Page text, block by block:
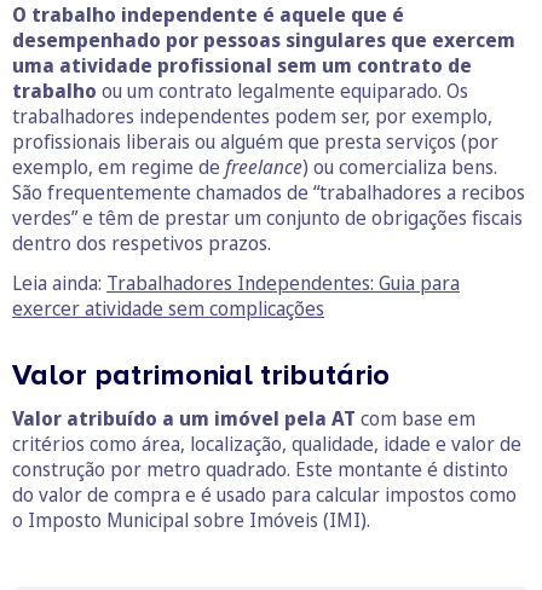
O trabalho independente é aquele que é
desempenhado por pessoas singulares que exercem
uma atividade profissional sem um contrato de
trabalho ou um contrato legalmente equiparado. Os
trabalhadores independentes podem ser, por exemplo,
profissionais liberais ou alguém que presta serviços (por
exemplo, em regime de freelance) ou comercializa bens.
São frequentemente chamados de “trabalhadores a recibos
verdes” e têm de prestar um conjunto de obrigações fiscais
dentro dos respetivos prazos.
Leia ainda: Trabalhadores Independentes: Guia para
exercer atividade sem complicações
Valor patrimonial tributário
Valor atribuído a um imóvel pela AT com base em
critérios como área, localização, qualidade, idade e valor de
construção por metro quadrado. Este montante é distinto
do valor de compra e é usado para calcular impostos como
o Imposto Municipal sobre Imóveis (IMI).